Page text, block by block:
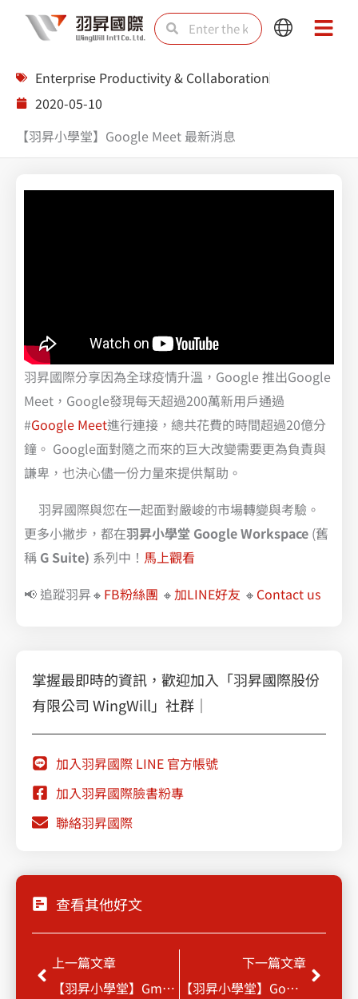
SearchSearch
Main
Main
Enterprise Productivity & Collaboration
2020-05-10
【羽昇小學堂】Google Meet 最新消息
羽昇國際分享因為全球疫情升溫，Google 推出Google
Meet，Google發現每天超過200萬新用戶通過
#Google Meet進行連接，總共花費的時間超過20億分
鐘。 Google面對隨之而來的巨大改變需要更為負責與
謙卑，也決心儘一份力量來提供幫助。
羽昇國際與您在一起面對嚴峻的市場轉變與考驗。
更多小撇步，都在羽昇小學堂 Google Workspace (舊
稱 G Suite) 系列中！ 馬上觀看
📢 追蹤羽昇🔸 FB粉絲團 🔸加LINE好友 🔸 Contact us
掌握最即時的資訊，歡迎加入「羽昇國際股份
有限公司 WingWill」社群｜
加入羽昇國際 LINE 官方帳號
加入羽昇國際臉書粉專
聯絡羽昇國際
查看其他好文
Prev
上一篇文章
【羽昇小學堂】Gmail信件取消傳送功能
下一篇文章
【羽昇小學堂】Google Workspace (舊稱 G Suite)日曆預約功能
Next